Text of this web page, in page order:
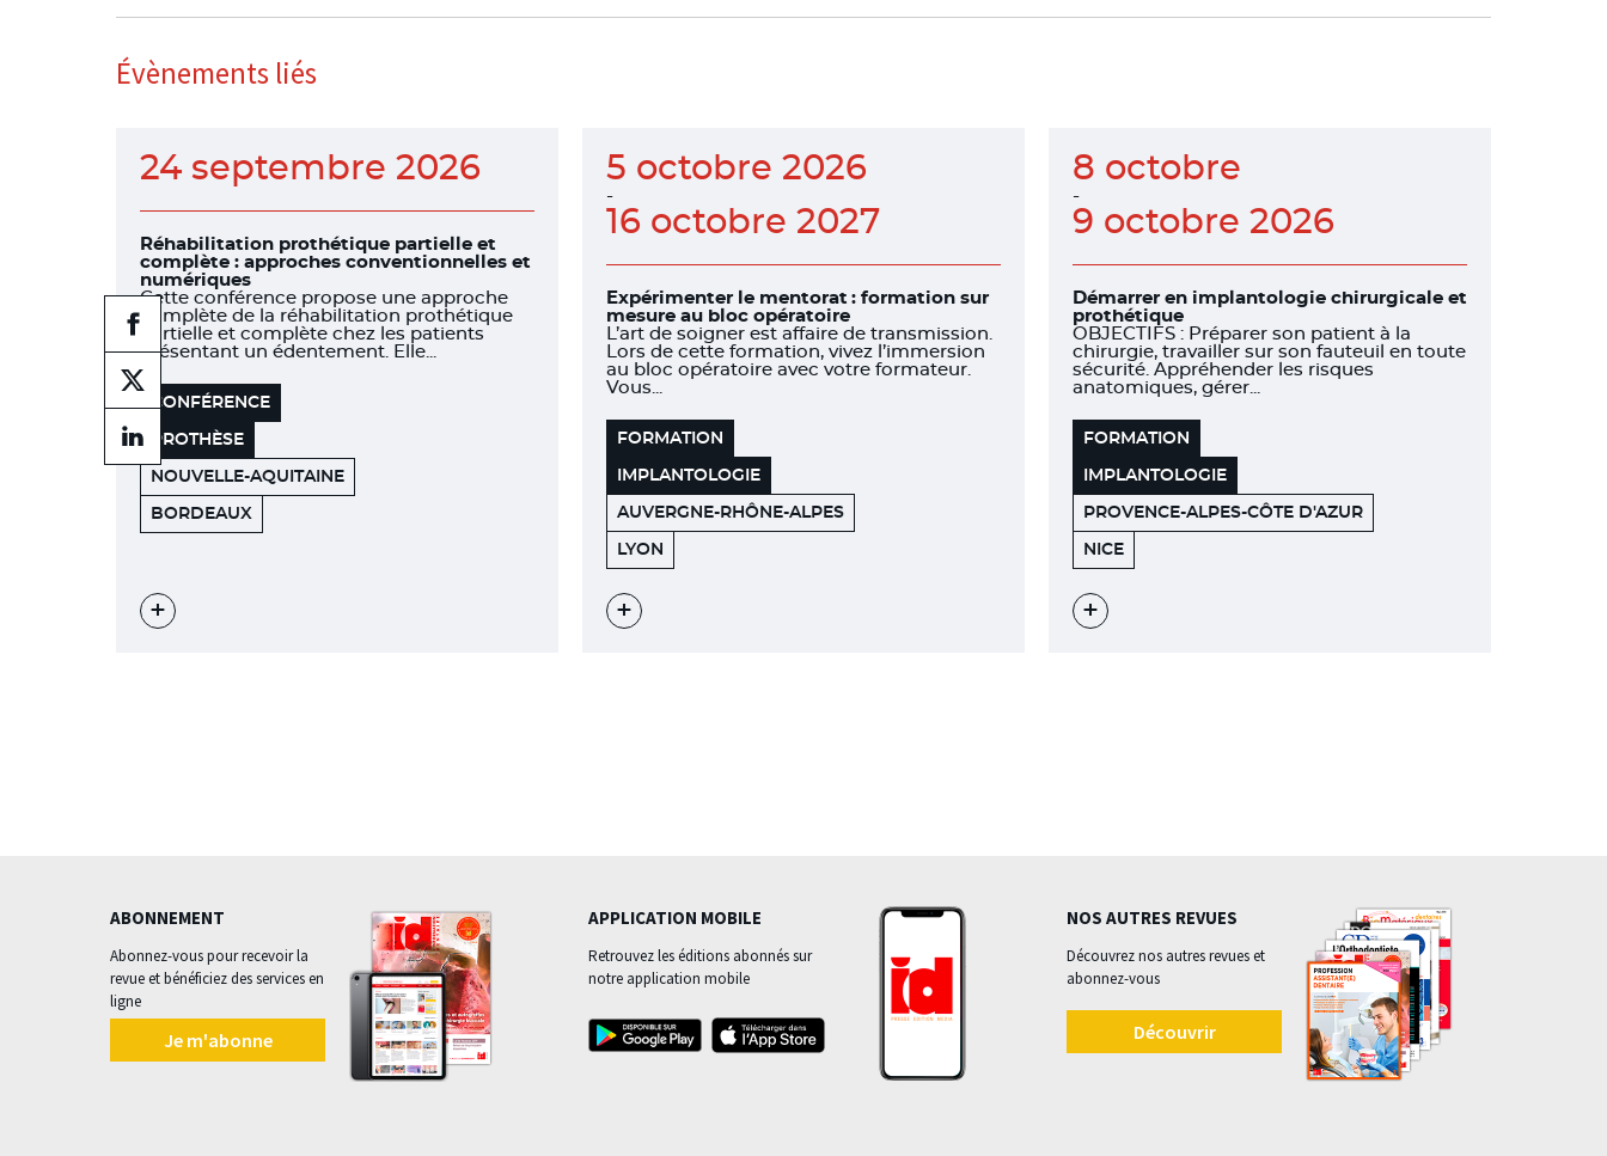
Partager
sur
facebook
Partager
sur
facebook
Partager
sur
linkedin
Évènements liés
24 septembre 2026
Réhabilitation prothétique partielle et
complète : approches conventionnelles et
numériques
Cette conférence propose une approche
complète de la réhabilitation prothétique
partielle et complète chez les patients
présentant un édentement. Elle...
CONFÉRENCE
PROTHÈSE
NOUVELLE-AQUITAINE
HÔTEL
BURDIGALA
BORDEAUX
Voir
5 octobre 2026
-
16 octobre 2027
Expérimenter le mentorat : formation sur
mesure au bloc opératoire
L’art de soigner est affaire de transmission.
Lors de cette formation, vivez l’immersion
au bloc opératoire avec votre formateur.
Vous...
FORMATION
IMPLANTOLOGIE
AUVERGNE-RHÔNE-ALPES
151
BOULEVARD
STALINGRAD
LYON
Voir
8 octobre
-
9 octobre 2026
Démarrer en implantologie chirurgicale et
prothétique
OBJECTIFS : Préparer son patient à la
chirurgie, travailler sur son fauteuil en toute
sécurité. Appréhender les risques
anatomiques, gérer...
FORMATION
IMPLANTOLOGIE
PROVENCE-ALPES-CÔTE D'AZUR
455
PROMENADE
ANGLAIS
NICE
Voir
ABONNEMENT
Abonnez-vous pour recevoir la
revue et bénéficiez des services en
ligne
Je m'abonne
APPLICATION MOBILE
Retrouvez les éditions abonnés sur
notre application mobile
NOS AUTRES REVUES
Découvrez nos autres revues et
abonnez-vous
Découvrir